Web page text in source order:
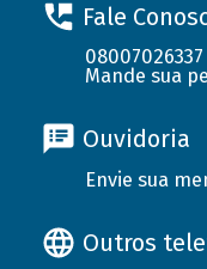
Fale
08007026337
Mande sua
Ouvidoria
Envie sua
Outros